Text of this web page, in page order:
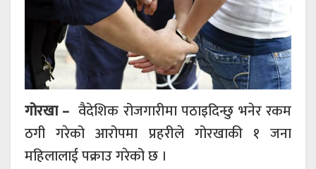
गोरखा – वैदेशिक रोजगारीमा पठाइदिन्छु भनेर रकम
ठगी गरेको आरोपमा प्रहरीले गोरखाकी १ जना
महिलालाई पक्राउ गरेको छ ।